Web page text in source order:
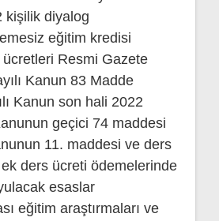
kişilik diyalog
eğitim kredisi
Resmi Gazete
Kanun 83 Madde
Kanun son hali 2022
geçici 74 maddesi
11. maddesi ve ders
ders ücreti ödemelerinde
esaslar
eğitim araştırmaları ve